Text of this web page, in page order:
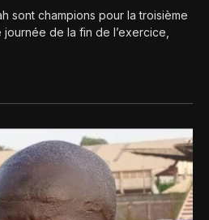
sont champions pour la troisième
de la fin de l’exercice,